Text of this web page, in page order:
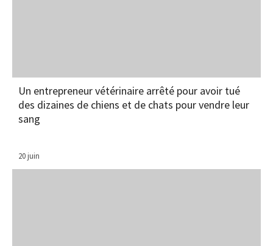
Un entrepreneur vétérinaire arrêté pour avoir tué
des dizaines de chiens et de chats pour vendre leur
sang
20 juin